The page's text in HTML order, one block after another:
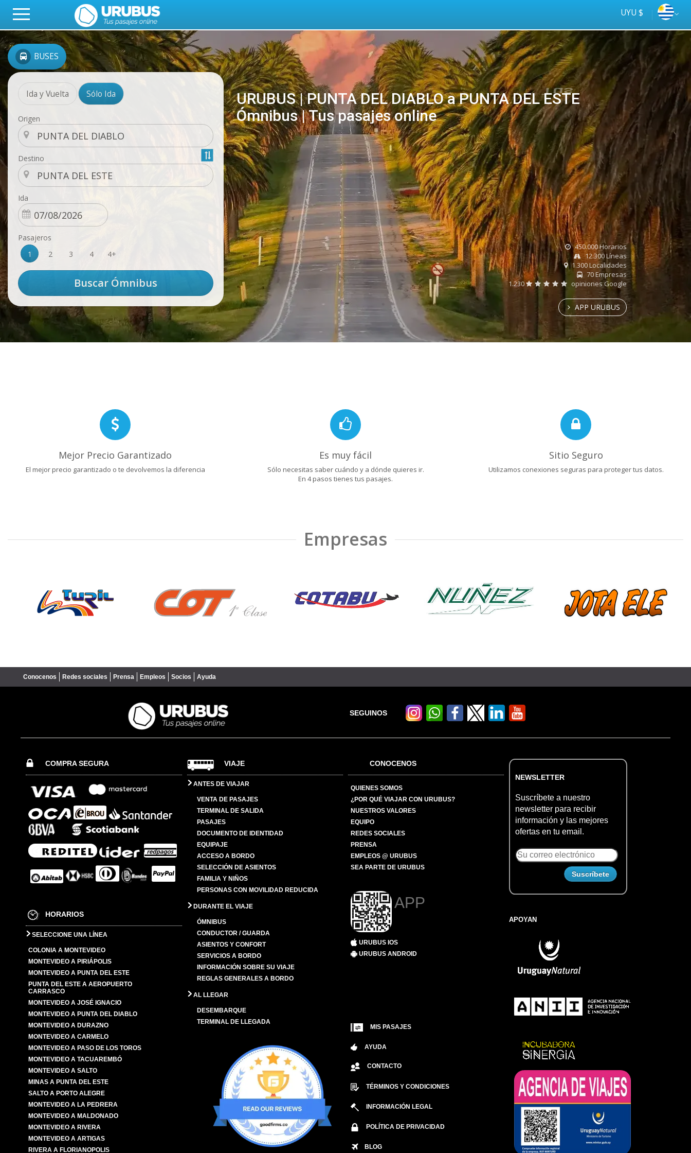
UYU $
BUSES
Ida y Vuelta Sólo Ida
Origen
Destino
Ida
Pasajeros
1
2 3 4 4+
URUBUS | PUNTA DEL DIABLO a PUNTA DEL ESTE
Ómnibus | Tus pasajes online
online
Tus
ómnibus
450.000 Horarios
12.300 Líneas
1.300 Localidades
70 Empresas
1.230
opiniones Google
APP URUBUS
Mejor Precio Garantizado
El mejor precio garantizado o te devolvemos la diferencia
Es muy fácil
Sólo necesitas saber cuándo y a dónde quieres ir.
En 4 pasos tienes tus pasajes.
Sitio Seguro
Utilizamos conexiones seguras para proteger tus datos.
Empresas
Conocenos Redes sociales Prensa Empleos Socios Ayuda
SEGUINOS
COMPRA SEGURA
HORARIOS
SELECCIONE UNA LÍNEA
COLONIA A MONTEVIDEO
MONTEVIDEO A PIRIÁPOLIS
MONTEVIDEO A PUNTA DEL ESTE
PUNTA DEL ESTE A AEROPUERTO
CARRASCO
MONTEVIDEO A JOSÉ IGNACIO
MONTEVIDEO A PUNTA DEL DIABLO
MONTEVIDEO A DURAZNO
MONTEVIDEO A CARMELO
MONTEVIDEO A PASO DE LOS TOROS
MONTEVIDEO A TACUAREMBÓ
MONTEVIDEO A SALTO
MINAS A PUNTA DEL ESTE
SALTO A PORTO ALEGRE
MONTEVIDEO A LA PEDRERA
MONTEVIDEO A MALDONADO
MONTEVIDEO A RIVERA
MONTEVIDEO A ARTIGAS
RIVERA A FLORIANOPOLIS
VIAJE
ANTES DE VIAJAR
VENTA DE PASAJES
TERMINAL DE SALIDA
PASAJES
DOCUMENTO DE IDENTIDAD
EQUIPAJE
ACCESO A BORDO
SELECCIÓN DE ASIENTOS
FAMILIA Y NIÑOS
PERSONAS CON MOVILIDAD REDUCIDA
DURANTE EL VIAJE
ÓMNIBUS
CONDUCTOR / GUARDA
ASIENTOS Y CONFORT
SERVICIOS A BORDO
INFORMACIÓN SOBRE SU VIAJE
REGLAS GENERALES A BORDO
AL LLEGAR
DESEMBARQUE
TERMINAL DE LLEGADA
CONOCENOS
QUIENES SOMOS
¿POR QUÉ VIAJAR CON URUBUS?
NUESTROS VALORES
EQUIPO
REDES SOCIALES
PRENSA
EMPLEOS @ URUBUS
SEA PARTE DE URUBUS
APP
URUBUS IOS
URUBUS ANDROID
MIS PASAJES
AYUDA
CONTACTO
TÉRMINOS Y CONDICIONES
INFORMACIÓN LEGAL
POLÍTICA DE PRIVACIDAD
BLOG
NEWSLETTER
Suscríbete a nuestro
newsletter para recibir
información y las mejores
ofertas en tu email.
APOYAN